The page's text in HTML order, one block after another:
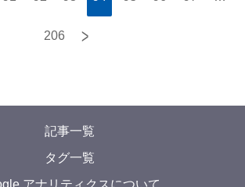
206 >
記事一覧
タグ一覧
アナリティクスについて